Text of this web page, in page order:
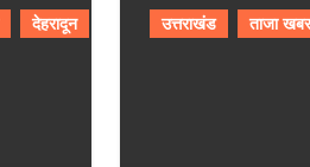
देहरादून
उत्तराखंड ताजा खबर